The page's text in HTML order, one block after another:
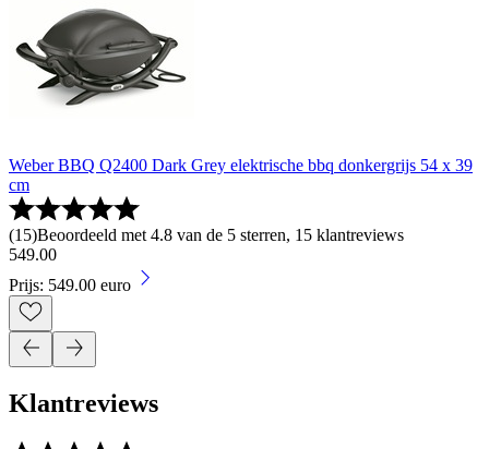
Weber BBQ Q2400 Dark Grey elektrische bbq donkergrijs 54 x 39
cm
(15)Beoordeeld met 4.8 van de 5 sterren, 15 klantreviews
549.00
Prijs: 549.00 euro
Klantreviews